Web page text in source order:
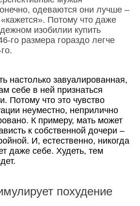
одеваются они лучше –
Потому что даже
изобилии купить
го размера гораздо легче
настолько завуалированная,
себе в ней признаться
Потому что это чувство
неуместно, неприлично
К примеру, мать может
к собственной дочери –
И, естественно, никогда
даже себе. Худеть, тем
похудение